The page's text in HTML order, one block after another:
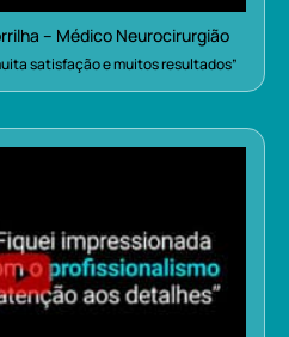
– Médico Neurocirurgião
satisfação e muitos resultados”